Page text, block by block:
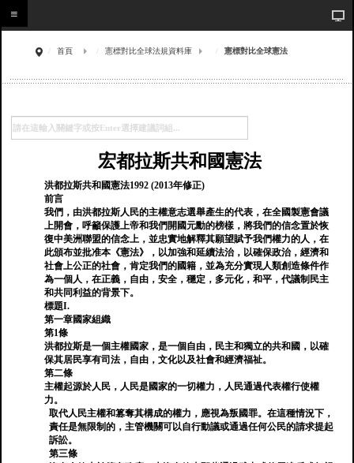
首頁 憲標對比全球法規資料庫 憲標對比全球憲法
宏都拉斯共和國憲法
洪都拉斯共和國憲法1992 (2013年修正)
前言
我們，由洪都拉斯人民的主權意志選舉產生的代表，在全國製憲會議
上開會，呼籲保護上帝和我們開國元勳的榜樣，將我們的信念置於恢
復中美洲聯盟的信念上，並忠實地解釋其願望賦予我們權力的人，在
此頒布並批准本《憲法》，以加強和延續法治，以確保政治，經濟和
社會上公正的社會，肯定我們的國籍，並為充分實現人類創造條件作
為一個人，在正義，自由，安全，穩定，多元化，和平，代議制民主
和共同利益的背景下。
標題I.
第一章國家組織
第1條
洪都拉斯是一個主權國家，是一個自由，民主和獨立的共和國，以確
保其居民享有司法，自由，文化以及社會和經濟福祉。
第二條
主權起源於人民，人民是國家的一切權力，人民通過代表權行使權
力。
取代人民主權和篡奪其構成的權力，應視為叛國罪。在這種情況下，
責任是無限制的，主管機關可以自行動議或通過任何公民的請求提起
訴訟。
第三條